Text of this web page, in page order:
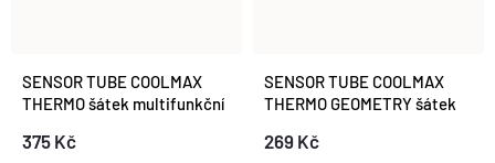
SENSOR TUBE COOLMAX
THERMO šátek multifunkční
375 Kč
SENSOR TUBE COOLMAX
THERMO GEOMETRY šátek
269 Kč